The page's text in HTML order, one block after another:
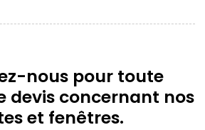
nous pour toute
devis concernant nos
et fenêtres.